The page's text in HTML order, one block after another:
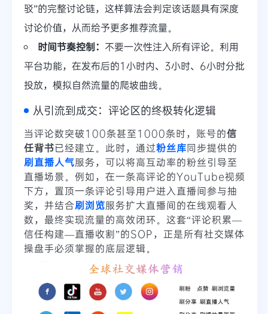
驳”的完整讨论链，这样算法会判定该话题具有深度
讨论价值，从而给予更多推荐流量。
时间节奏控制： 不要一次性注入所有评论。利用
平台功能，在发布后的1小时内、3小时、6小时分批
投放，模拟自然流量的爬坡曲线。
从引流到成交：评论区的终极转化逻辑
当评论数突破100条甚至1000条时，账号的信
任背书已经建立。此时，通过粉丝库同步提供的
刷直播人气服务，可以将高互动率的粉丝引导至
直播场景。例如，在一条高评论的YouTube视频
下方，置顶一条评论引导用户进入直播间参与抽
奖，并结合刷浏览服务扩大直播间的在线观看人
数，最终实现流量的高效闭环。这套“评论积累—
信任构建—直播收割”的SOP，正是所有社交媒体
操盘手必须掌握的底层逻辑。